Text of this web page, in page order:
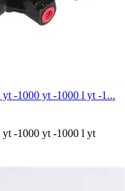
איתור שסתום סיבוב פנאומטי חשמלי yt -1000 yt -1000 l yt -1...